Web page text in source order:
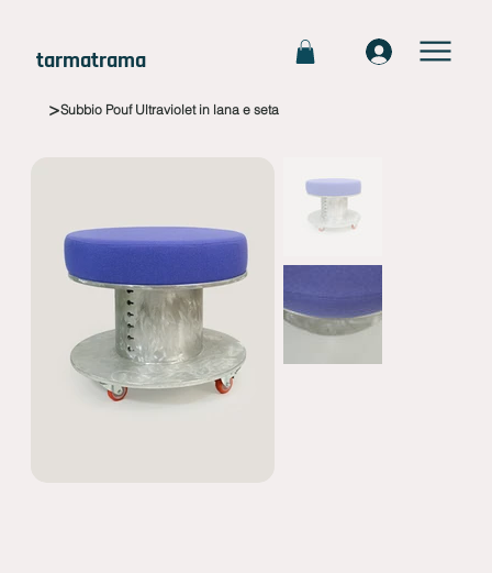
tarmatrama
>Subbio Pouf Ultraviolet in lana e seta